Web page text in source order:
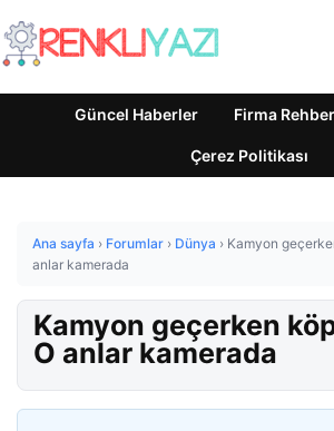
Güncel Haberler Firma
Çerez Politikası
Ana sayfa › Forumlar › Dünya › Kamyon
anlar kamerada
Kamyon geçerken
O anlar kamerada